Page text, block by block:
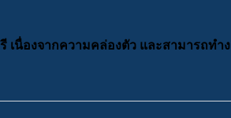
เนื่องจากความคล่องตัว และสามารถทำ